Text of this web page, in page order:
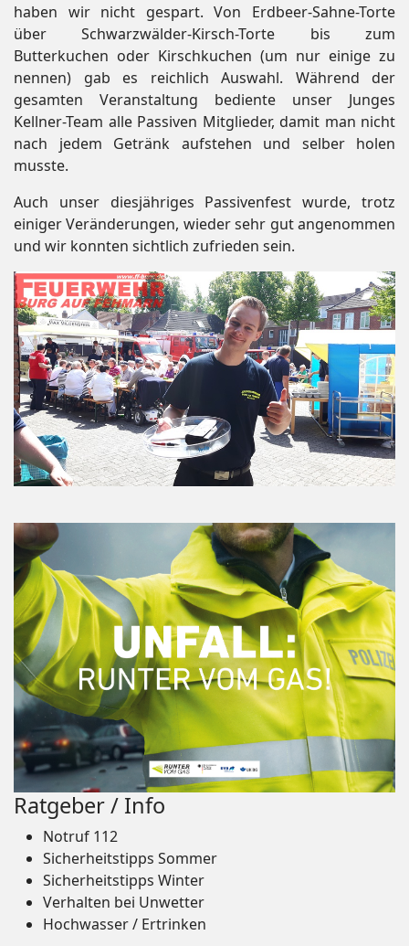
haben wir nicht gespart. Von Erdbeer-Sahne-Torte
über Schwarzwälder-Kirsch-Torte bis zum
Butterkuchen oder Kirschkuchen (um nur einige zu
nennen) gab es reichlich Auswahl. Während der
gesamten Veranstaltung bediente unser Junges
Kellner-Team alle Passiven Mitglieder, damit man nicht
nach jedem Getränk aufstehen und selber holen
musste.
Auch unser diesjähriges Passivenfest wurde, trotz
einiger Veränderungen, wieder sehr gut angenommen
und wir konnten sichtlich zufrieden sein.
Ratgeber / Info
Notruf 112
Sicherheitstipps Sommer
Sicherheitstipps Winter
Verhalten bei Unwetter
Hochwasser / Ertrinken